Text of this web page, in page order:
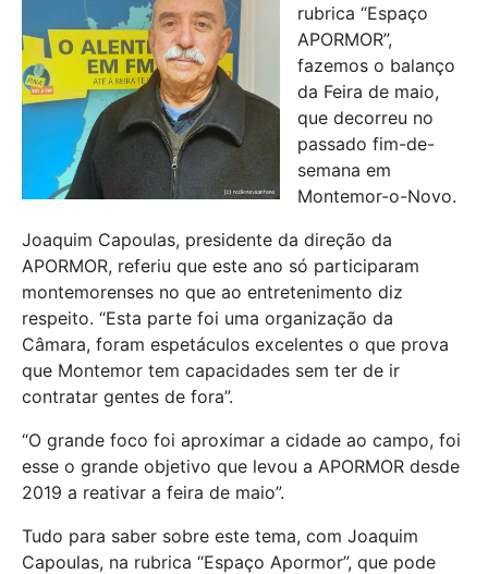
rubrica “Espaço
APORMOR”,
fazemos o balanço
da Feira de maio,
que decorreu no
passado fim-de-
semana em
Montemor-o-Novo.
Joaquim Capoulas, presidente da direção da
APORMOR, referiu que este ano só participaram
montemorenses no que ao entretenimento diz
respeito. “Esta parte foi uma organização da
Câmara, foram espetáculos excelentes o que prova
que Montemor tem capacidades sem ter de ir
contratar gentes de fora”.
“O grande foco foi aproximar a cidade ao campo, foi
esse o grande objetivo que levou a APORMOR desde
2019 a reativar a feira de maio”.
Tudo para saber sobre este tema, com Joaquim
Capoulas, na rubrica “Espaço Apormor”, que pode